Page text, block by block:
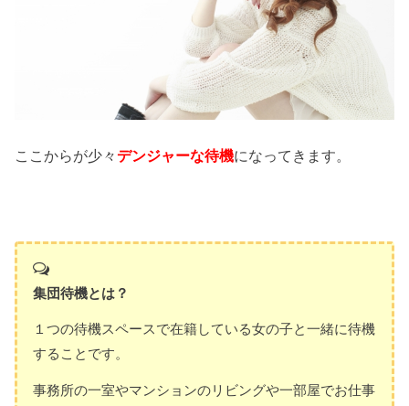
ここからが少々デンジャーな待機になってきます。
集団待機とは？
１つの待機スペースで在籍している女の子と一緒に待機
することです。
事務所の一室やマンションのリビングや一部屋でお仕事